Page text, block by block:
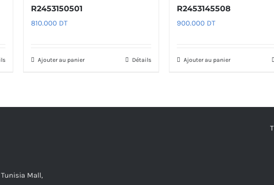
R2453150501
810.000 DT
Ajouter au panier Détails
R2453145508
900.000 DT
Ajouter au panier
Mall,